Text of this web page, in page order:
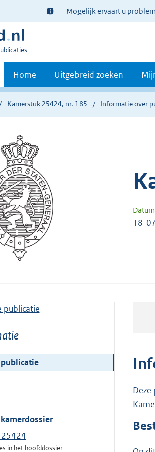
Ter
informatie:
Mogelijk ervaart u
Home Uitgebreid zoeken
Kamerstuk 25424, nr. 185 Informatie over
18-
publicatie
in het hoofddossier